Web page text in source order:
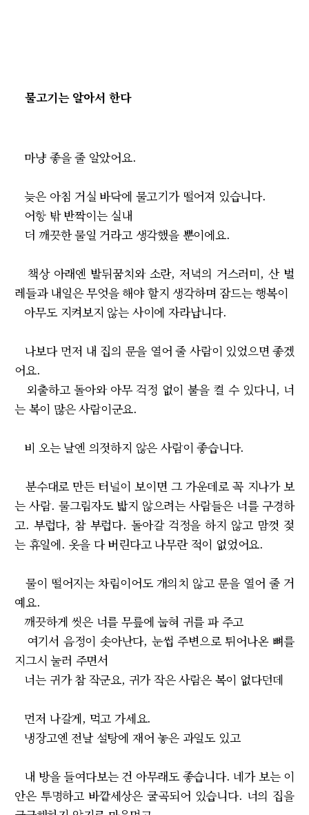
물고기는 알아서 한다
마냥 좋을 줄 알았어요.
늦은 아침 거실 바닥에 물고기가 떨어져 있습니다.
어항 밖 반짝이는 실내
더 깨끗한 물일 거라고 생각했을 뿐이에요.
책상 아래엔 발뒤꿈치와 소란, 저녁의 거스러미, 산 벌
레들과 내일은 무엇을 해야 할지 생각하며 잠드는 행복이
아무도 지켜보지 않는 사이에 자라납니다.
나보다 먼저 내 집의 문을 열어 줄 사람이 있었으면 좋겠
어요.
외출하고 돌아와 아무 걱정 없이 불을 켤 수 있다니, 너
는 복이 많은 사람이군요.
비 오는 날엔 의젓하지 않은 사람이 좋습니다.
분수대로 만든 터널이 보이면 그 가운데로 꼭 지나가 보
는 사람. 물그림자도 밟지 않으려는 사람들은 너를 구경하
고. 부럽다, 참 부럽다. 돌아갈 걱정을 하지 않고 맘껏 젖
는 휴일에. 옷을 다 버린다고 나무란 적이 없었어요.
물이 떨어지는 차림이어도 개의치 않고 문을 열어 줄 거
예요.
깨끗하게 씻은 너를 무릎에 눕혀 귀를 파 주고
여기서 음정이 솟아난다, 눈썹 주변으로 튀어나온 뼈를
지그시 눌러 주면서
너는 귀가 참 작군요, 귀가 작은 사람은 복이 없다던데
먼저 나갈게, 먹고 가세요.
냉장고엔 전날 설탕에 재어 놓은 과일도 있고
내 방을 들여다보는 건 아무래도 좋습니다. 네가 보는 이
안은 투명하고 바깥세상은 굴곡되어 있습니다. 너의 집을